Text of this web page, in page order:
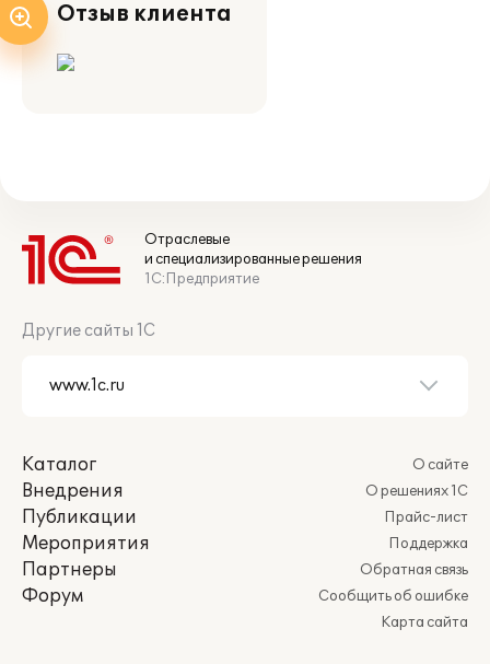
Отзыв клиента
Отраслевые
и специализированные решения
1С:Предприятие
Другие сайты 1С
Каталог
Внедрения
Публикации
Мероприятия
Партнеры
Форум
О сайте
О решениях 1С
Прайс-лист
Поддержка
Обратная связь
Сообщить об ошибке
Карта сайта